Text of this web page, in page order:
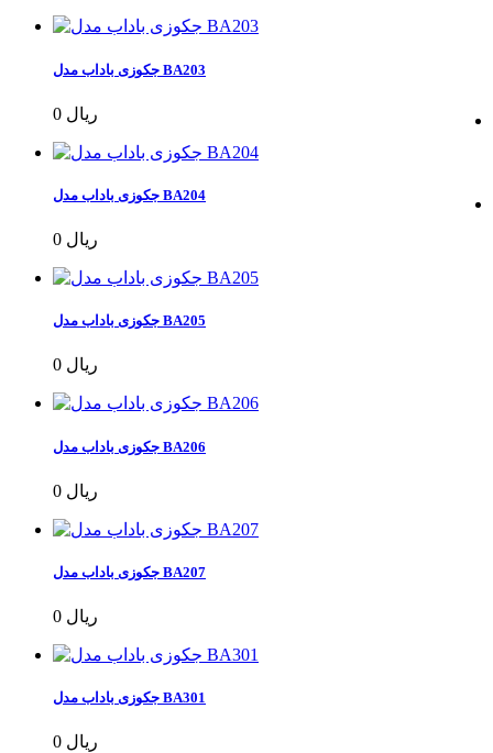
جکوزی باداب مدل BA203
0 ریال
جکوزی باداب مدل BA204
0 ریال
جکوزی باداب مدل BA205
0 ریال
جکوزی باداب مدل BA206
0 ریال
جکوزی باداب مدل BA207
0 ریال
جکوزی باداب مدل BA301
0 ریال